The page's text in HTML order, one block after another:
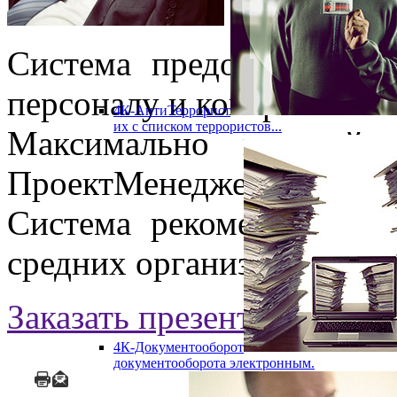
4К-АнтиТеррорист
их с списком террористов...
4К-Документооборот
документооборота электронным.
Система предоставляет
персоналу и контроля за
Максимально
ПроектМенеджер легок и
Система
средних организациях.
Заказать презентацию